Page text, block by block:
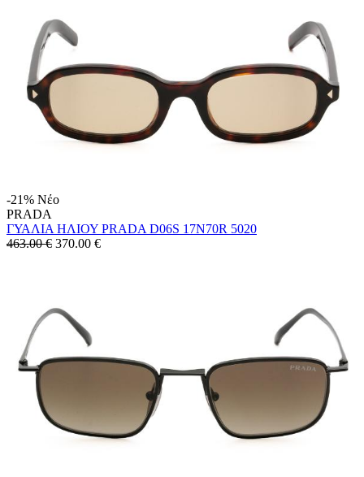
-21% Νέο
PRADA
ΓΥΑΛΙΑ ΗΛΙΟΥ PRADA D06S 17N70R 5020
463.00 € 370.00 €